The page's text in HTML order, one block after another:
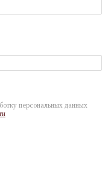
персональных данных